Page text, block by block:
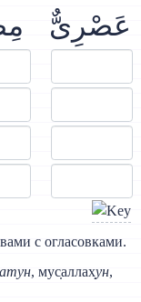
عَصْرِىٌّ
с огласовками.
атун, мус̣аллах̣ун,